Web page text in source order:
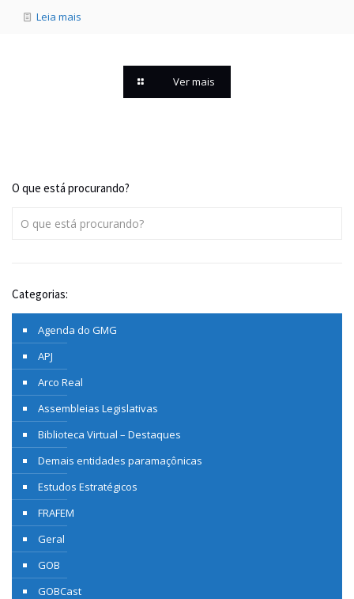
Leia mais
Ver mais
O que está procurando?
Categorias:
Agenda do GMG
APJ
Arco Real
Assembleias Legislativas
Biblioteca Virtual – Destaques
Demais entidades paramaçônicas
Estudos Estratégicos
FRAFEM
Geral
GOB
GOBCast